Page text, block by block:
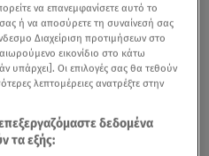
να επανεμφανίσετε αυτό το
σας ή να αποσύρετε τη συναίνεσή σας
Διαχείριση προτιμήσεων στο
εικονίδιο στο κάτω
υπάρχει]. Οι επιλογές σας θα τεθούν
λεπτομέρειες ανατρέξτε στην
δεδομένα
τα εξής: